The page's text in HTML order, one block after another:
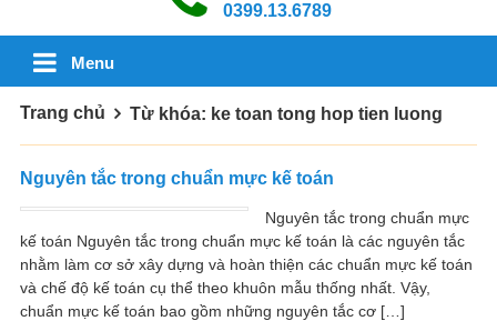
0399.13.6789
Menu
Trang chủ Từ khóa: ke toan tong hop tien luong
Nguyên tắc trong chuẩn mực kế toán
Nguyên tắc trong chuẩn mực
kế toán Nguyên tắc trong chuẩn mực kế toán là các nguyên tắc
nhằm làm cơ sở xây dựng và hoàn thiện các chuẩn mực kế toán
và chế độ kế toán cụ thể theo khuôn mẫu thống nhất. Vậy,
chuẩn mực kế toán bao gồm những nguyên tắc cơ […]